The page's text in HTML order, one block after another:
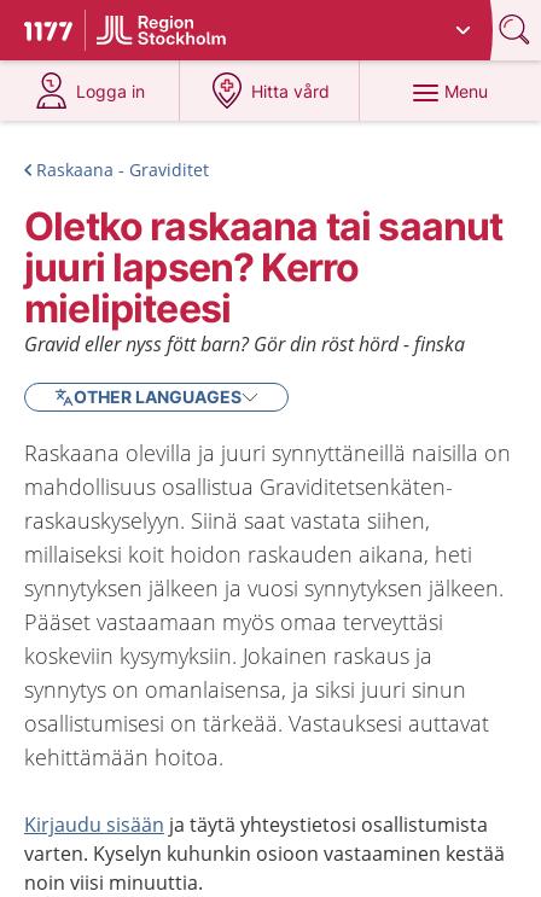
To start page for 1177
Du har valt region
Logga in
at 1177.se
Hitta vård
at 1177.se
Menu
Raskaana - Graviditet
Oletko raskaana tai saanut
juuri lapsen? Kerro
mielipiteesi
Gravid eller nyss fött barn? Gör din röst hörd - finska
OTHER LANGUAGES
Raskaana olevilla ja juuri synnyttäneillä naisilla on
mahdollisuus osallistua Graviditetsenkäten-
raskauskyselyyn. Siinä saat vastata siihen,
millaiseksi koit hoidon raskauden aikana, heti
synnytyksen jälkeen ja vuosi synnytyksen jälkeen.
Pääset vastaamaan myös omaa terveyttäsi
koskeviin kysymyksiin. Jokainen raskaus ja
synnytys on omanlaisensa, ja siksi juuri sinun
osallistumisesi on tärkeää. Vastauksesi auttavat
kehittämään hoitoa.
Kirjaudu sisään ja täytä yhteystietosi osallistumista
varten. Kyselyn kuhunkin osioon vastaaminen kestää
noin viisi minuuttia.